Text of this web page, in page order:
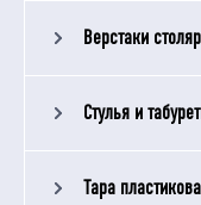
Верстаки
Стулья и
Тара